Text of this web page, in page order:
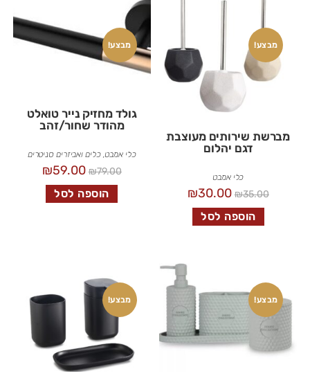
מבצע!
מברשת שירותים מעוצבת
דגם יהלום
כלי אמבט
₪35.00
₪30.00
הוספה לסל
מבצע!
גולד מחזיק נייר טואלט
מהודר שחור/זהב
כלי אמבט,כלים ואביזרים סניטרים
₪79.00
₪59.00
הוספה לסל
מבצע! מבצע!